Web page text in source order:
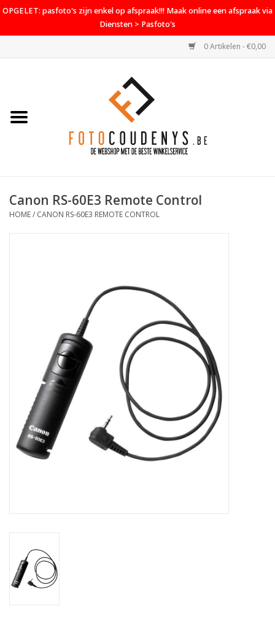
OPGELET: pasfoto's zijn enkel op afspraak!!! Maak online een afspraak via
Diensten > Pasfoto's
0 Artikelen - €0,00
Home
PROMO
Canon RS-60E3 Remote Control
HOME/ CANON RS-60E3 REMOTE CONTROL